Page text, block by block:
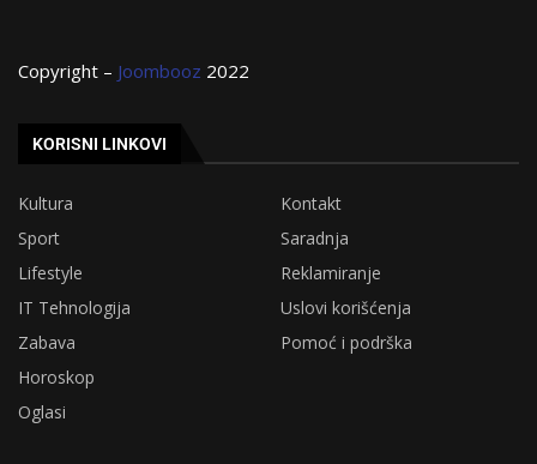
Copyright – Joombooz 2022
KORISNI LINKOVI
Kultura
Kontakt
Sport
Saradnja
Lifestyle
Reklamiranje
IT Tehnologija
Uslovi korišćenja
Zabava
Pomoć i podrška
Horoskop
Oglasi